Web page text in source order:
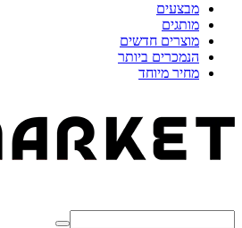
מבצעים
מותגים
מוצרים חדשים
הנמכרים ביותר
מחיר מיוחד